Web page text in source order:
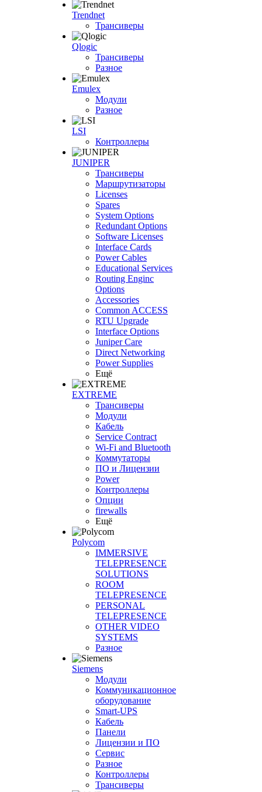
Trendnet
Трансиверы
Qlogic
Трансиверы
Разное
Emulex
Модули
Разное
LSI
Контроллеры
JUNIPER
Трансиверы
Маршрутизаторы
Licenses
Spares
System Options
Redundant Options
Software Licenses
Interface Cards
Power Cables
Educational Services
Routing Enginc
Options
Accessories
Common ACCESS
RTU Upgrade
Interface Options
Juniper Care
Direct Networking
Power Supplies
Ещё
EXTREME
Трансиверы
Модули
Кабель
Service Contract
Wi-Fi and Bluetooth
Коммутаторы
ПО и Лицензии
Power
Контроллеры
Опции
firewalls
Ещё
Polycom
IMMERSIVE
TELEPRESENCE
SOLUTIONS
ROOM
TELEPRESENCE
PERSONAL
TELEPRESENCE
OTHER VIDEO
SYSTEMS
Разное
Siemens
Модули
Коммуникационное
оборудование
Smart-UPS
Кабель
Панели
Лицензии и ПО
Сервис
Разное
Контроллеры
Трансиверы